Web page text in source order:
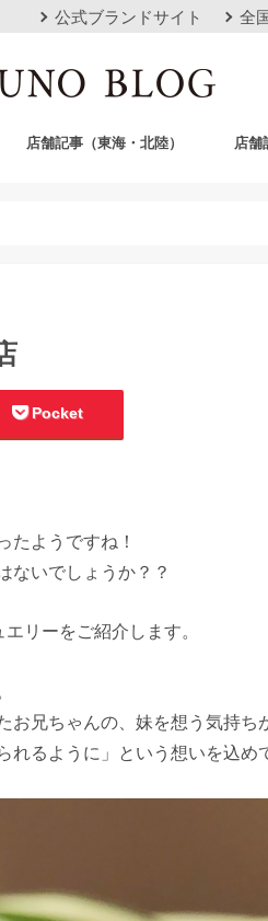
公式ブランドサイト 全
店舗記事（東海・北陸） 店舗
Pocket
たようですね！
ないでしょうか？？
リーをご紹介します。
お兄ちゃんの、妹を想う気持ち
れるように」という想いを込め